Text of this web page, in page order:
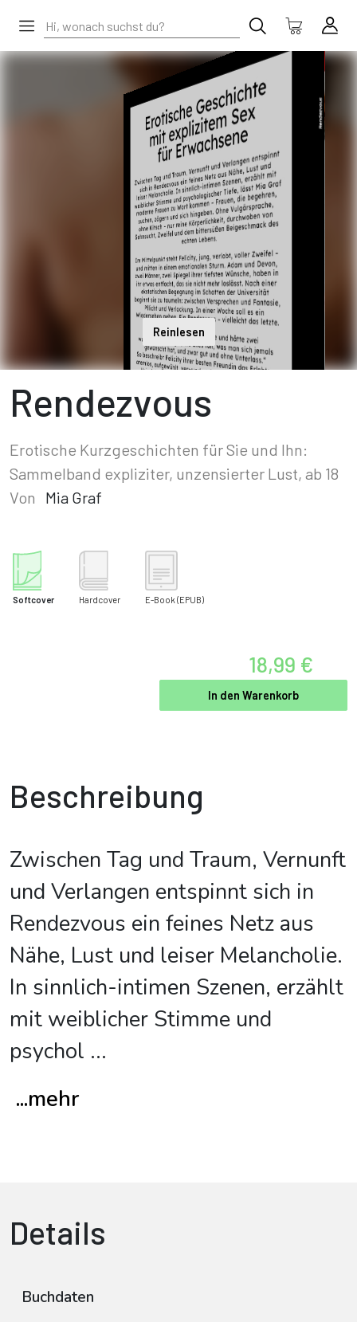
Reinlesen
Rendezvous
Erotische Kurzgeschichten für Sie und Ihn:
Sammelband expliziter, unzensierter Lust, ab 18
Von
Mia Graf
Softcover Hardcover E-Book (EPUB)
18,99 €
In den Warenkorb
Beschreibung
Zwischen Tag und Traum, Vernunft
und Verlangen entspinnt sich in
Rendezvous ein feines Netz aus
Nähe, Lust und leiser Melancholie.
In sinnlich-intimen Szenen, erzählt
mit weiblicher Stimme und
psychol ...
...mehr
Details
Buchdaten